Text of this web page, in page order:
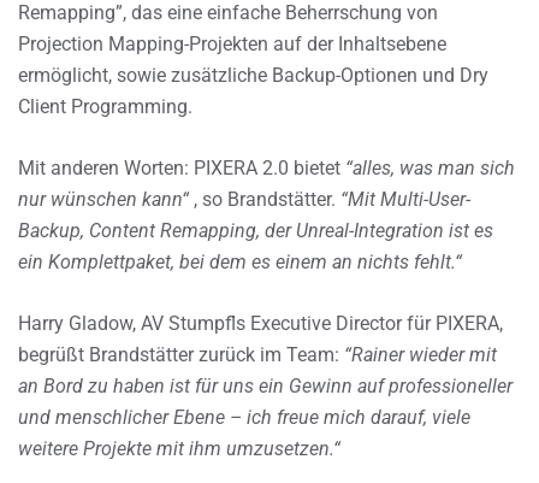
Remapping”, das eine einfache Beherrschung von
Projection Mapping-Projekten auf der Inhaltsebene
ermöglicht, sowie zusätzliche Backup-Optionen und Dry
Client Programming.
Mit anderen Worten: PIXERA 2.0 bietet “alles, was man sich
nur wünschen kann“, so Brandstätter. “Mit Multi-User-
Backup, Content Remapping, der Unreal-Integration ist es
ein Komplettpaket, bei dem es einem an nichts fehlt.“
Harry Gladow, AV Stumpfls Executive Director für PIXERA,
begrüßt Brandstätter zurück im Team: “Rainer wieder mit
an Bord zu haben ist für uns ein Gewinn auf professioneller
und menschlicher Ebene – ich freue mich darauf, viele
weitere Projekte mit ihm umzusetzen.“